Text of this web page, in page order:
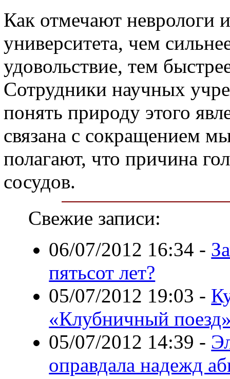
Как отмечают неврологи
университета, чем
удовольствие, тем
Сотрудники научных
понять природу этого
связана с сокращением
полагают, что причина
сосудов.
Свежие записи:
06/07/2012 16:34 -
пятьсот лет?
05/07/2012 19:03 -
«Клубничный
05/07/2012 14:39 -
оправдала надежд